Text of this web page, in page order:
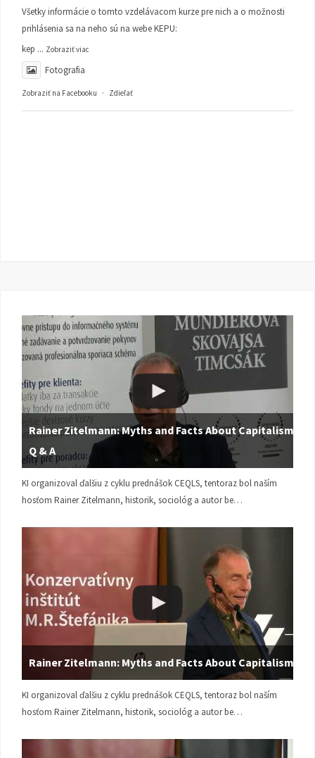
Všetky informácie o tomto vzdelávacom kurze pre nich a o možnosti
prihlásenia sa na neho sú na webe KEPU:
kep ... Zobraziť viac
Fotografia
Zobraziť na Facebooku · Zdieľať
Rainer Zitelmann: Myths and Facts About Capitalism |
Q & A
KI organizoval ďalšiu z cyklu prednášok CEQLS, tentoraz bol naším
hosťom Rainer Zitelmann, historik, sociológ a autor be…
Rainer Zitelmann: Myths and Facts About Capitalism
KI organizoval ďalšiu z cyklu prednášok CEQLS, tentoraz bol naším
hosťom Rainer Zitelmann, historik, sociológ a autor be…